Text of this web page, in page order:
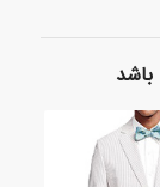
باشد